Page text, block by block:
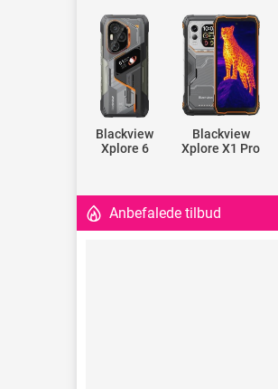
Blackview
Xplore 6
Blackview
Xplore X1 Pro
Anbefalede tilbud